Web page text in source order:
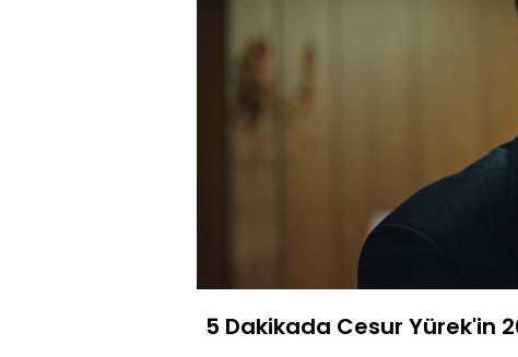
5 Dakikada Cesur Yürek'in